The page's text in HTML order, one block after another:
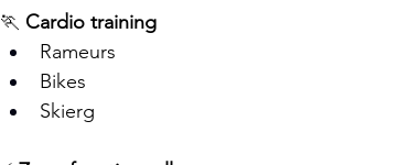
🏃 Cardio training
Rameurs
Bikes
Skierg